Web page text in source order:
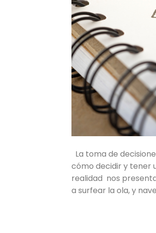
La toma de
cómo decidir y tener
realidad nos
a surfear la ola, y